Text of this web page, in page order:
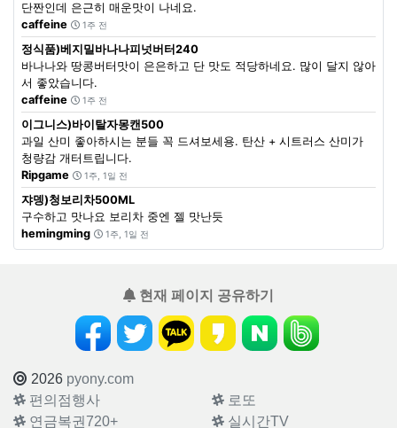
단짠인데 은근히 매운맛이 나네요.
caffeine
1주 전
정식품)베지밀바나나피넛버터240
바나나와 땅콩버터맛이 은은하고 단 맛도 적당하네요. 많이 달지 않아
서 좋았습니다.
caffeine
1주 전
이그니스)바이탈자몽캔500
과일 산미 좋아하시는 분들 꼭 드셔보세용. 탄산 + 시트러스 산미가
청량감 개터트립니다.
Ripgame
1주, 1일 전
쟈뎅)청보리차500ML
구수하고 맛나요 보리차 중엔 젤 맛난듯
hemingming
1주, 1일 전
현재 페이지 공유하기
2026 pyony.com
편의점행사
로또
연금복권720+
실시간TV